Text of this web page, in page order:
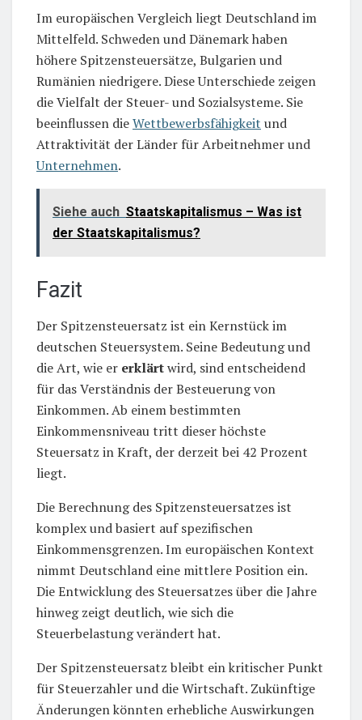
Im europäischen Vergleich liegt Deutschland im
Mittelfeld. Schweden und Dänemark haben
höhere Spitzensteuersätze, Bulgarien und
Rumänien niedrigere. Diese Unterschiede zeigen
die Vielfalt der Steuer- und Sozialsysteme. Sie
beeinflussen dieWettbewerbsfähigkeit und
Attraktivität der Länder für Arbeitnehmer und
Unternehmen.
Siehe auch Staatskapitalismus – Was ist
der Staatskapitalismus?
Fazit
Der Spitzensteuersatz ist ein Kernstück im
deutschen Steuersystem. Seine Bedeutung und
die Art, wie er erklärtwird, sind entscheidend
für das Verständnis der Besteuerung von
Einkommen. Ab einem bestimmten
Einkommensniveau tritt dieser höchste
Steuersatz in Kraft, der derzeit bei 42 Prozent
liegt.
Die Berechnung des Spitzensteuersatzes ist
komplex und basiert auf spezifischen
Einkommensgrenzen. Im europäischen Kontext
nimmt Deutschland eine mittlere Position ein.
Die Entwicklung des Steuersatzes über die Jahre
hinweg zeigt deutlich, wie sich die
Steuerbelastung verändert hat.
Der Spitzensteuersatz bleibt ein kritischer Punkt
für Steuerzahler und die Wirtschaft. Zukünftige
Änderungen könnten erhebliche Auswirkungen